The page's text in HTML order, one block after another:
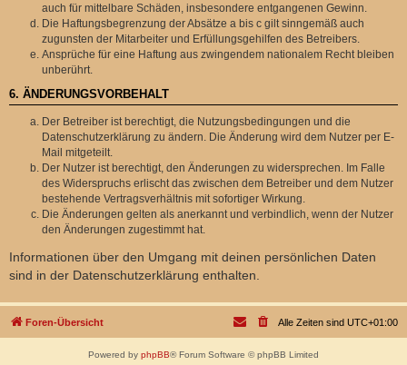
auch für mittelbare Schäden, insbesondere entgangenen Gewinn.
Die Haftungsbegrenzung der Absätze a bis c gilt sinngemäß auch
zugunsten der Mitarbeiter und Erfüllungsgehilfen des Betreibers.
Ansprüche für eine Haftung aus zwingendem nationalem Recht bleiben
unberührt.
6. ÄNDERUNGSVORBEHALT
Der Betreiber ist berechtigt, die Nutzungsbedingungen und die
Datenschutzerklärung zu ändern. Die Änderung wird dem Nutzer per E-
Mail mitgeteilt.
Der Nutzer ist berechtigt, den Änderungen zu widersprechen. Im Falle
des Widerspruchs erlischt das zwischen dem Betreiber und dem Nutzer
bestehende Vertragsverhältnis mit sofortiger Wirkung.
Die Änderungen gelten als anerkannt und verbindlich, wenn der Nutzer
den Änderungen zugestimmt hat.
Informationen über den Umgang mit deinen persönlichen Daten
sind in der Datenschutzerklärung enthalten.
Foren-Übersicht Alle Zeiten sind UTC+01:00
Powered by phpBB® Forum Software © phpBB Limited